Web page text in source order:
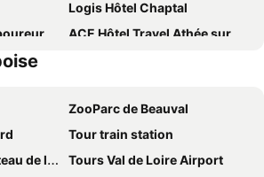
Logis Hôtel Chaptal
ACE Hôtel Travel Athée sur Cher - A85 Aire du Val de Cher
of the World
Château des Arpentis
Chateau De Pintray
& Spa
Château de Noizay - ChâteauZen
ZooParc de Beauval
Tour train station
Tours Val de Loire Airport